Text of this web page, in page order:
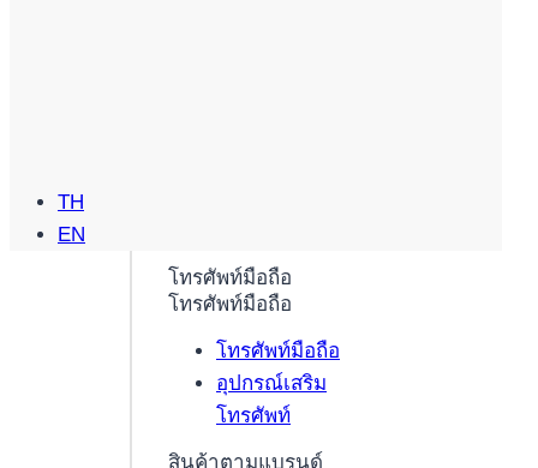
โทรศัพท์มือถือ
โทรศัพท์มือถือ
โทรศัพท์มือถือ
อุปกรณ์เสริม
โทรศัพท์
สินค้าตามแบรนด์
TH
EN